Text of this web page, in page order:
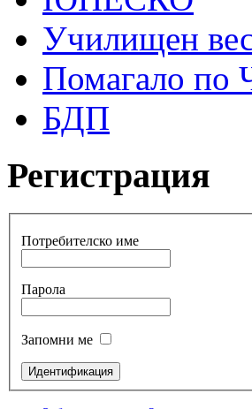
Училищен
Помагало по
БДП
Регистрация
Потребителско име
Парола
Запомни ме